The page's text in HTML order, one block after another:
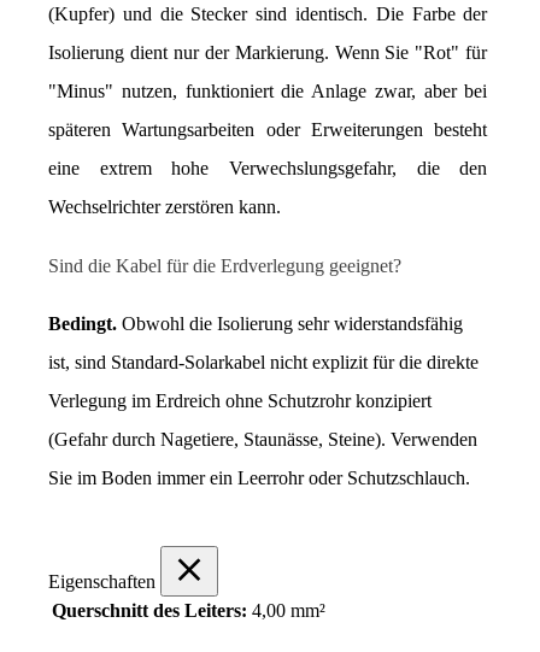
(Kupfer) und die Stecker sind identisch. Die Farbe der
Isolierung dient nur der Markierung. Wenn Sie "Rot" für
"Minus" nutzen, funktioniert die Anlage zwar, aber bei
späteren Wartungsarbeiten oder Erweiterungen besteht
eine extrem hohe Verwechslungsgefahr, die den
Wechselrichter zerstören kann.
Sind die Kabel für die Erdverlegung geeignet?
Bedingt. Obwohl die Isolierung sehr widerstandsfähig
ist, sind Standard-Solarkabel nicht explizit für die direkte
Verlegung im Erdreich ohne Schutzrohr konzipiert
(Gefahr durch Nagetiere, Staunässe, Steine). Verwenden
Sie im Boden immer ein Leerrohr oder Schutzschlauch.
Eigenschaften
Querschnitt des Leiters: 4,00 mm²